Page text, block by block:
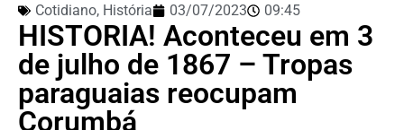
Cotidiano, História 03/07/2023 09:45
HISTORIA! Aconteceu em 3
de julho de 1867 – Tropas
paraguaias reocupam
Corumbá